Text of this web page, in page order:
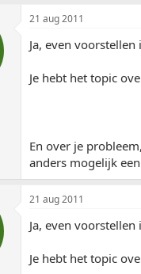
21 aug 2011
Ja, even
Je hebt het topic
En over je
anders mogelijk
21 aug 2011
Ja, even
Je hebt het topic